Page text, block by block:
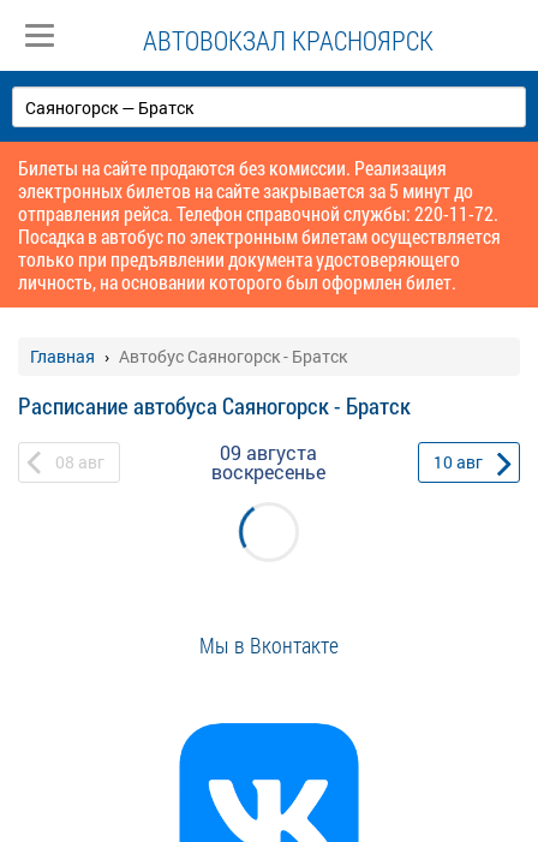
АВТОВОКЗАЛ КРАСНОЯРСК
Билеты на сайте продаются без комиссии. Реализация
электронных билетов на сайте закрывается за 5 минут до
отправления рейса. Телефон справочной службы: 220-11-72.
Посадка в автобус по электронным билетам осуществляется
только при предъявлении документа удостоверяющего
личность, на основании которого был оформлен билет.
Главная Автобус Саяногорск - Братск
Расписание автобуса Саяногорск - Братск
08 авг 09 августа
воскресенье 10авг
Мы в Вконтакте